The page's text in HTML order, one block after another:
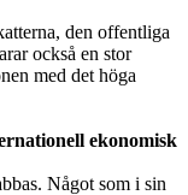
den offentliga
också en stor
med det höga
ekonomisk
Något som i sin